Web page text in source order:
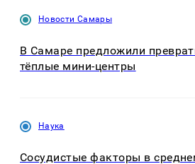
Новости Самары
В Самаре предложили
тёплые мини-центры
Наука
Сосудистые факторы в